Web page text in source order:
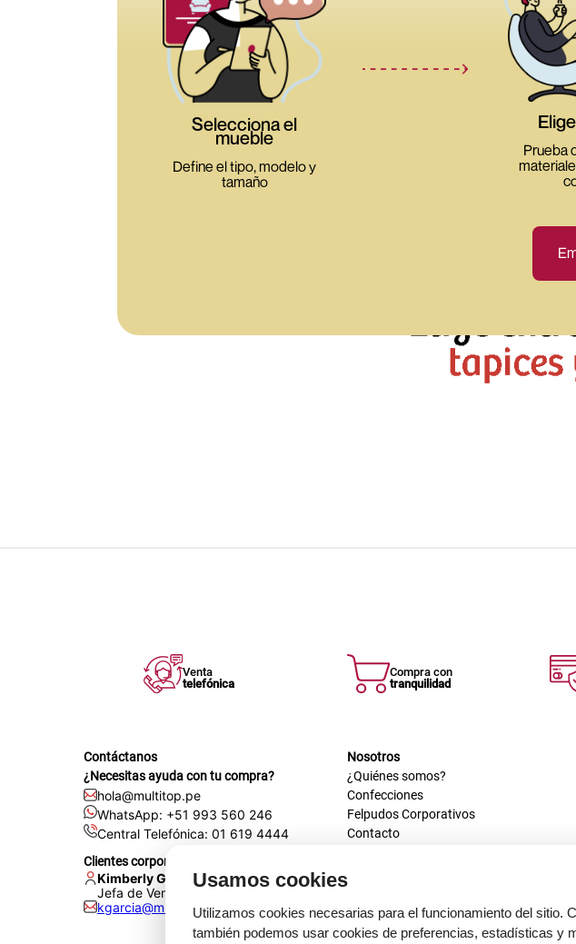
Usamos cookies
Utilizamos cookies necesarias para el funcionamiento del sitio.
también podemos usar cookies de preferencias, estadísticas y
Venta
telefónica
Compra con
tranquilidad
Contáctanos
¿Necesitas ayuda con tu compra?
hola@multitop.pe
WhatsApp: +51 993 560 246
Central Telefónica: 01 619 4444
Clientes corporativos
Kimberly Garcia
Jefa de Ventas Empresas
kgarcia@multitop.pe
Nosotros
¿Quiénes somos?
Confecciones
Felpudos Corporativos
Contacto
Tienda física
Av. Iquitos 670 - 699, La Victoria